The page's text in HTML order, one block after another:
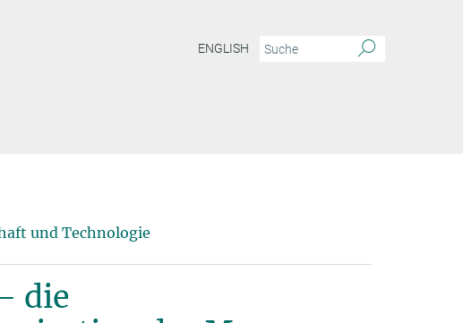
ENGLISH
und Technologie
die